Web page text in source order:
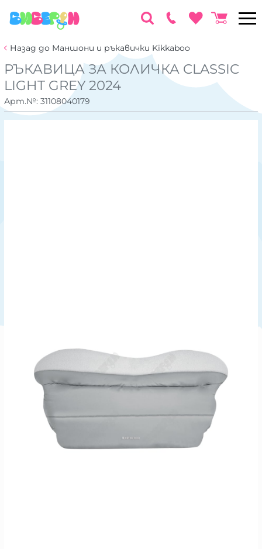
Назад до Маншони и ръкавички Kikkaboo
РЪКАВИЦА ЗА КОЛИЧКА CLASSIC
LIGHT GREY 2024
Арт.№: 31108040179